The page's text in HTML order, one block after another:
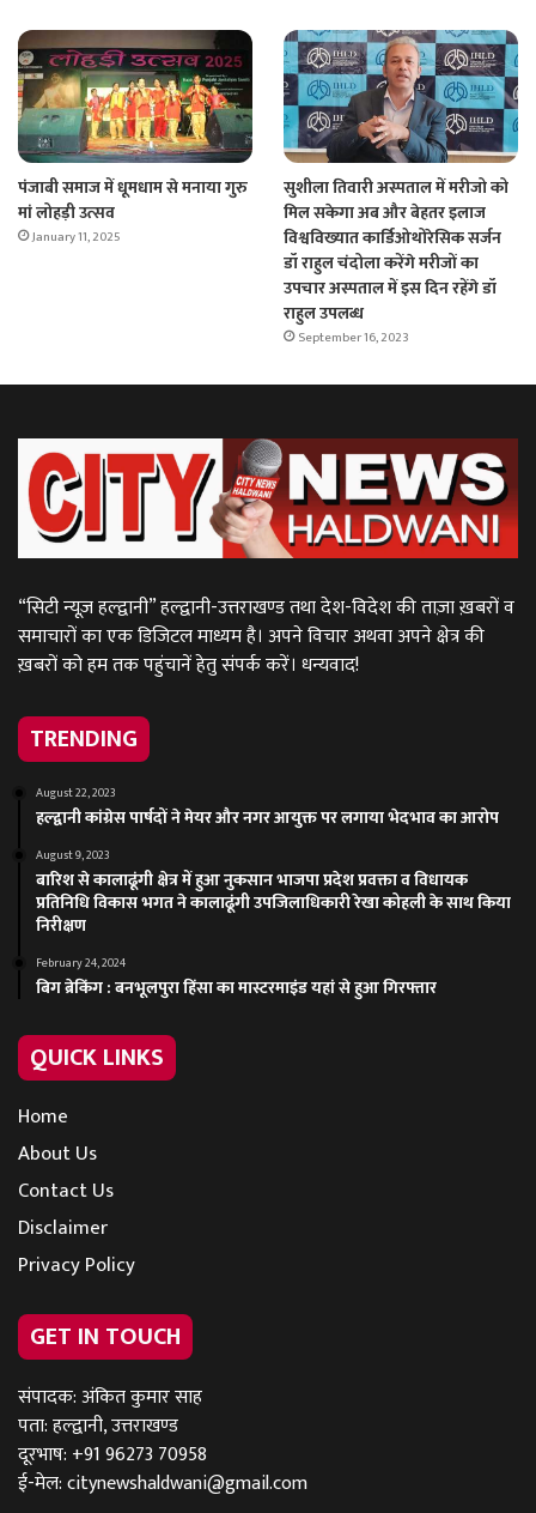
पंजाबी समाज में धूमधाम से मनाया गुरु
मां लोहड़ी उत्सव
January 11, 2025
सुशीला तिवारी अस्पताल में मरीजो को
मिल सकेगा अब और बेहतर इलाज
विश्वविख्यात कार्डिओथोरेसिक सर्जन
डॉ राहुल चंदोला करेंगे मरीजों का
उपचार अस्पताल में इस दिन रहेंगे डॉ
राहुल उपलब्ध
September 16, 2023
“सिटी न्यूज़ हल्द्वानी” हल्द्वानी-उत्तराखण्ड तथा देश-विदेश की ताज़ा ख़बरों व
समाचारों का एक डिजिटल माध्यम है। अपने विचार अथवा अपने क्षेत्र की
ख़बरों को हम तक पहुंचानें हेतु संपर्क करें। धन्यवाद!
TRENDING
August 22, 2023
हल्द्वानी कांग्रेस पार्षदों ने मेयर और नगर आयुक्त पर लगाया भेदभाव का आरोप
August 9, 2023
बारिश से कालाढूंगी क्षेत्र में हुआ नुकसान भाजपा प्रदेश प्रवक्ता व विधायक
प्रतिनिधि विकास भगत ने कालाढूंगी उपजिलाधिकारी रेखा कोहली के साथ किया
निरीक्षण
February 24, 2024
बिग ब्रेकिंग : बनभूलपुरा हिंसा का मास्टरमाइंड यहां से हुआ गिरफ्तार
QUICK LINKS
Home
About Us
Contact Us
Disclaimer
Privacy Policy
GET IN TOUCH
संपादक: अंकित कुमार साह
पता: हल्द्वानी, उत्तराखण्ड
दूरभाष: +91 96273 70958
ई-मेल:citynewshaldwani@gmail.com